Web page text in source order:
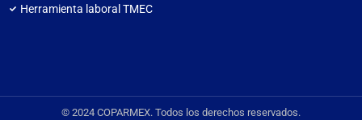
Herramienta laboral TMEC
© 2024 COPARMEX. Todos los derechos reservados.